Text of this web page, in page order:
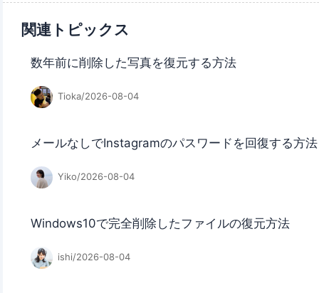
関連トピックス
数年前に削除した写真を復元する方法
Tioka/2026-08-04
メールなしでInstagramのパスワードを回復する方法
Yiko/2026-08-04
Windows10で完全削除したファイルの復元方法
ishi/2026-08-04